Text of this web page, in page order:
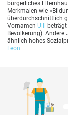
bürgerliches
Merkmalen wie
überdurchschnittlich
Vornamen Ulli beträgt
Bevölkerung). Andere
ähnlich hohes
Leon.